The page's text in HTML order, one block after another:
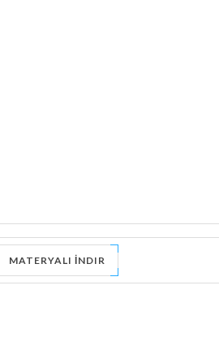
MATERYALI İNDIR